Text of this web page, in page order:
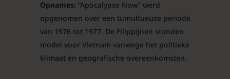
Opnames: “Apocalypse Now” werd
opgenomen over een tumultueuze periode
van 1976 tot 1977. De Filippijnen stonden
model voor Vietnam vanwege het politieke
klimaat en geografische overeenkomsten.